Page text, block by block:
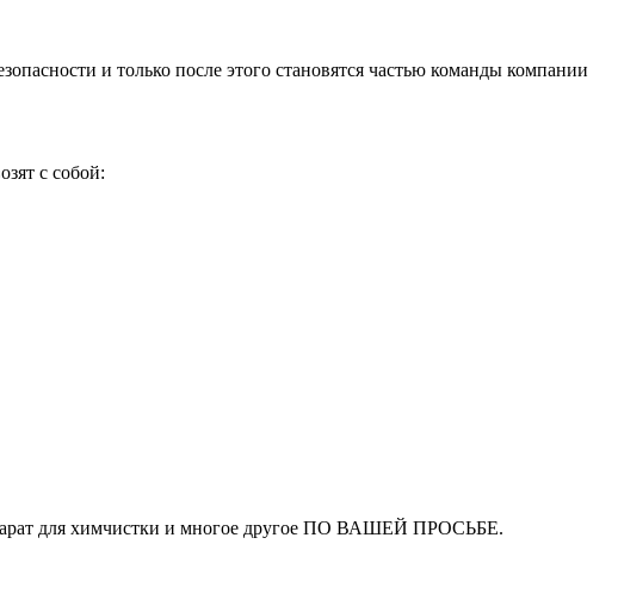
и только после этого становятся частью команды компании
с собой:
для химчистки и многое другое ПО ВАШЕЙ ПРОСЬБЕ.